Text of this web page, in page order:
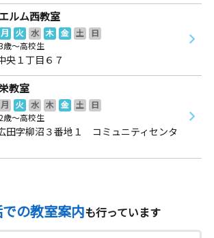
エルム西教室
月 火 水 木 金 土
日
歳～高校生
央１丁目６７
教室
月 火 水 木 金 土
日
2歳～高校生
田字柳沼３番地１ コミュニティセンタ
の教室案内も行っています